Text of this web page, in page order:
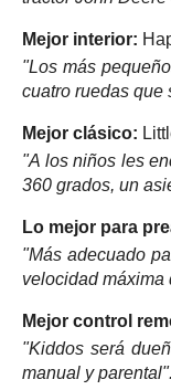
Mejor interior:
"Los más
cuatro ruedas que
Mejor clásico:
"A los niños les
360 ​​grados, un
Lo mejor para
"Más adecuado
velocidad máxima
Mejor control
"Kiddos será
manual y parental".